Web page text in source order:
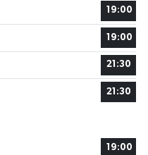
19:00
19:00
21:30
21:30
19:00